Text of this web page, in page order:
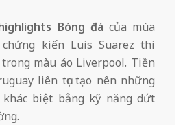
Bóng đá của mùa
kiến Luis Suarez thi
màu áo Liverpool. Tiền
liên tục tạo nên những
khác biệt bằng kỹ năng dứt